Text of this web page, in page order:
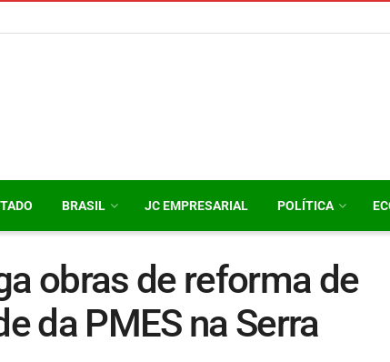
BRASIL JC EMPRESARIAL POLÍTICA
obras de reforma de
da PMES na Serra